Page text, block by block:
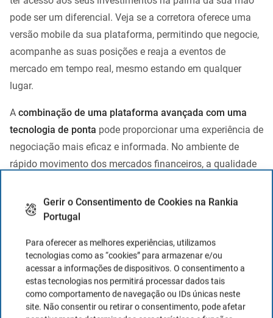
Gerir o Consentimento de Cookies na Rankia
Portugal
Para oferecer as melhores experiências, utilizamos
tecnologias como as “cookies” para armazenar e/ou
acessar a informações de dispositivos. O consentimento a
estas tecnologias nos permitirá processar dados tais
como comportamento de navegação ou IDs únicas neste
site. Não consentir ou retirar o consentimento, pode afetar
pode ser um diferencial. Veja se a corretora oferece uma
versão mobile da sua plataforma, permitindo que negocie,
acompanhe as suas posições e reaja a eventos de
mercado em tempo real, mesmo estando em qualquer
lugar.
A combinação de uma plataforma avançada com uma
tecnologia de ponta pode proporcionar uma experiência de
negociação mais eficaz e informada. No ambiente de
rápido movimento dos mercados financeiros, a qualidade
determinantes para o sucesso de um investidor.
Atendimento ao cliente
mundo dos investimentos, embora emocionante,pode
também ser complexo e desafiador. Em momentos
cruciais, ter um serviço de atendimento ao cliente eficiente